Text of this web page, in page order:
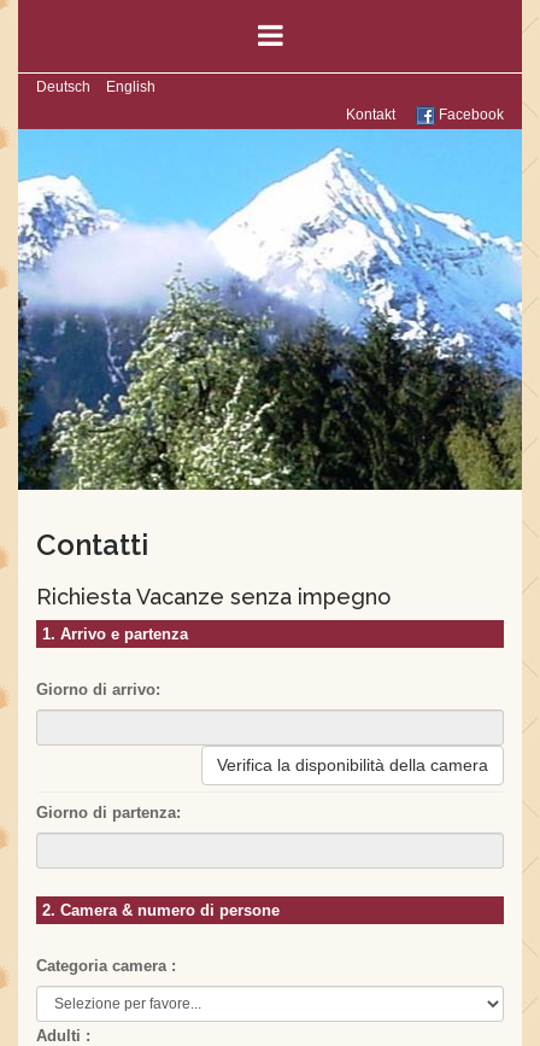
Deutsch
English
Kontakt
Facebook
Contatti
Richiesta Vacanze senza impegno
1. Arrivo e partenza
Giorno di arrivo:
Verifica la disponibilità della camera
Giorno di partenza:
2. Camera & numero di persone
Categoria camera :
Adulti :